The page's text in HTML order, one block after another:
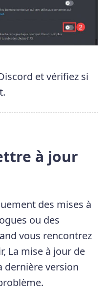
et vérifiez si
à jour
des mises à
ou des
vous rencontrez
La mise à jour de
dernière version